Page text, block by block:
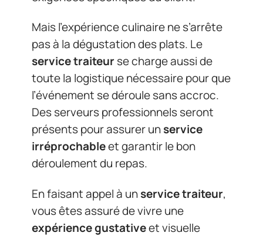
Mais l’expérience culinaire ne s’arrête
pas à la dégustation des plats. Le
service traiteurse charge aussi de
toute la logistique nécessaire pour que
l’événement se déroule sans accroc.
Des serveurs professionnels seront
présents pour assurer unservice
irréprochableet garantir le bon
déroulement du repas.
En faisant appel à unservice traiteur,
vous êtes assuré de vivre une
expérience gustativeet visuelle